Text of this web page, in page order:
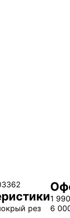
рез
1 990
6